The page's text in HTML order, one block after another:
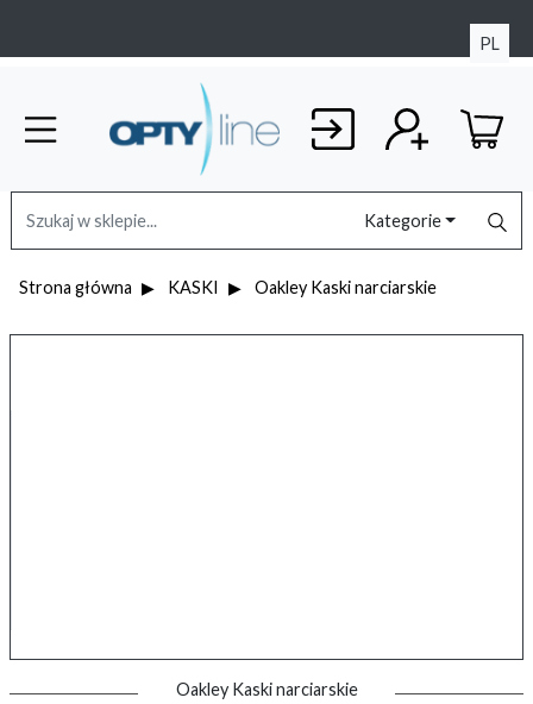
PL
Kategorie
Strona główna KASKI Oakley Kaski narciarskie
Oakley Kaski narciarskie